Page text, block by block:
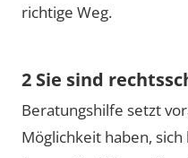
richtige Weg.
2 Sie sind
Beratungshilfe setzt
Möglichkeit haben,